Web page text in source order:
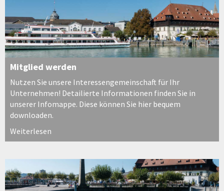
Mitglied werden
Nutzen Sie unsere Interessengemeinschaft für Ihr
Unternehmen! Detailierte Informationen finden Sie in
unserer Infomappe. Diese können Sie hier bequem
downloaden.
Weiterlesen